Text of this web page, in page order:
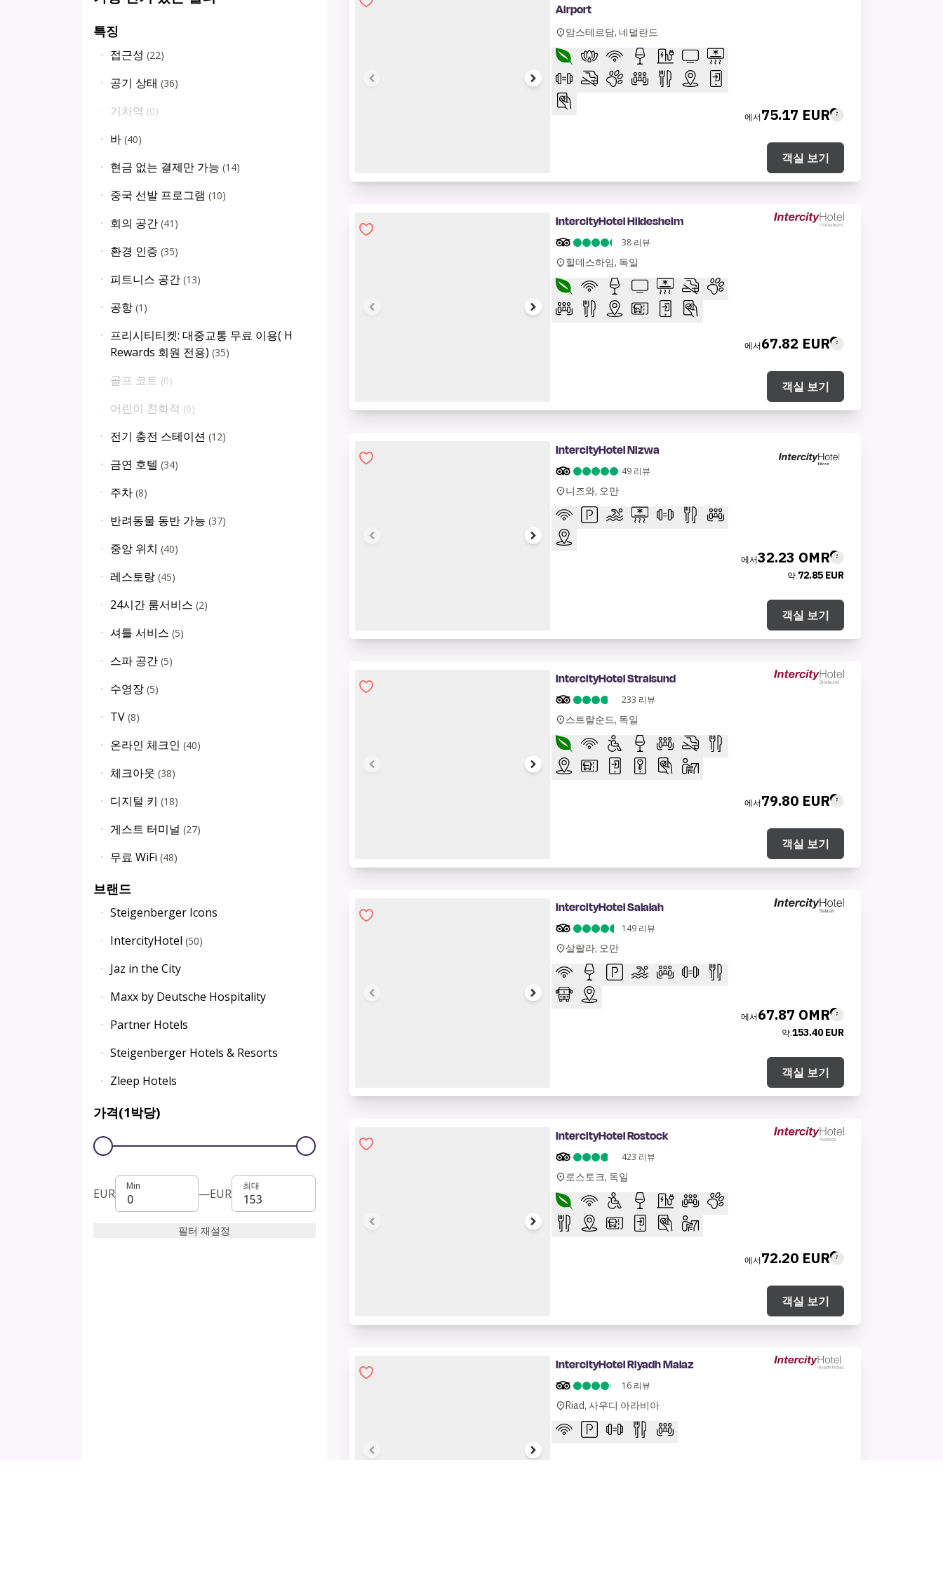
특징
접근성 (22)
공기 상태 (36)
기차역 (0)
바 (40)
현금 없는 결제만 가능 (14)
중국 선발 프로그램 (10)
회의 공간 (41 )
환경 인증 (35)
피트니스 공간 (13)
공항 (1 )
프리시티티켓: 대중교통 무료 이용( H
Rewards 회원 전용) (35)
골프 코트 (0)
어린이 친화적 (0)
전기 충전 스테이션 (12)
금연 호텔 (34)
주차 (8)
반려동물 동반 가능 (37)
중앙 위치 (40)
레스토랑 (45)
24시간 룸서비스 (2)
셔틀 서비스 (5)
스파 공간 (5)
수영장 (5)
TV (8)
온라인 체크인 (40)
체크아웃 (38)
디지털 키 (18)
게스트 터미널 (27)
무료 WiFi (48)
브랜드
Steigenberger Icons
IntercityHotel (50)
Jaz in the City
Maxx by Deutsche Hospitality
Partner Hotels
Steigenberger Hotels & Resorts
Zleep Hotels
가격(1박당)
EUR
Min
Min
—EUR
최대
최대
필터 재설정
1 of 9
Airport
암스테르담, 네덜란드
에서75.17 EUR
객실 보기
1 of 7
IntercityHotel Hildesheim
38 리뷰
힐데스하임, 독일
에서67.82 EUR
객실 보기
1 of 8
IntercityHotel Nizwa
49 리뷰
니즈와, 오만
에서32.23 OMR
약. 72.85 EUR
객실 보기
1 of 7
IntercityHotel Stralsund
233 리뷰
스트랄순드, 독일
에서79.80 EUR
객실 보기
1 of 8
IntercityHotel Salalah
149 리뷰
살랄라, 오만
에서67.87 OMR
약. 153.40 EUR
객실 보기
1 of 11
IntercityHotel Rostock
423 리뷰
로스토크, 독일
에서72.20 EUR
객실 보기
IntercityHotel Riyadh Malaz
16 리뷰
Riad, 사우디 아라비아